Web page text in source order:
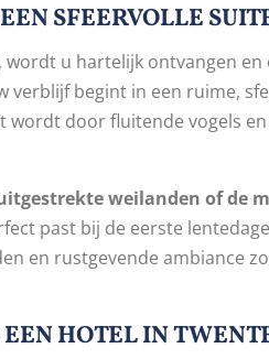
SFEERVOLLE
wordt u hartelijk ontvangen
verblijf begint in een ruime,
wordt door fluitende vogels
weilanden of de
past bij de eerste
en rustgevende ambiance
HOTEL IN